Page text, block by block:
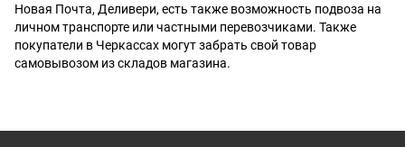
Новая Почта, Деливери, есть также возможность подвоза на
личном транспорте или частными перевозчиками. Также
покупатели в Черкассах могут забрать свой товар
самовывозом из складов магазина.